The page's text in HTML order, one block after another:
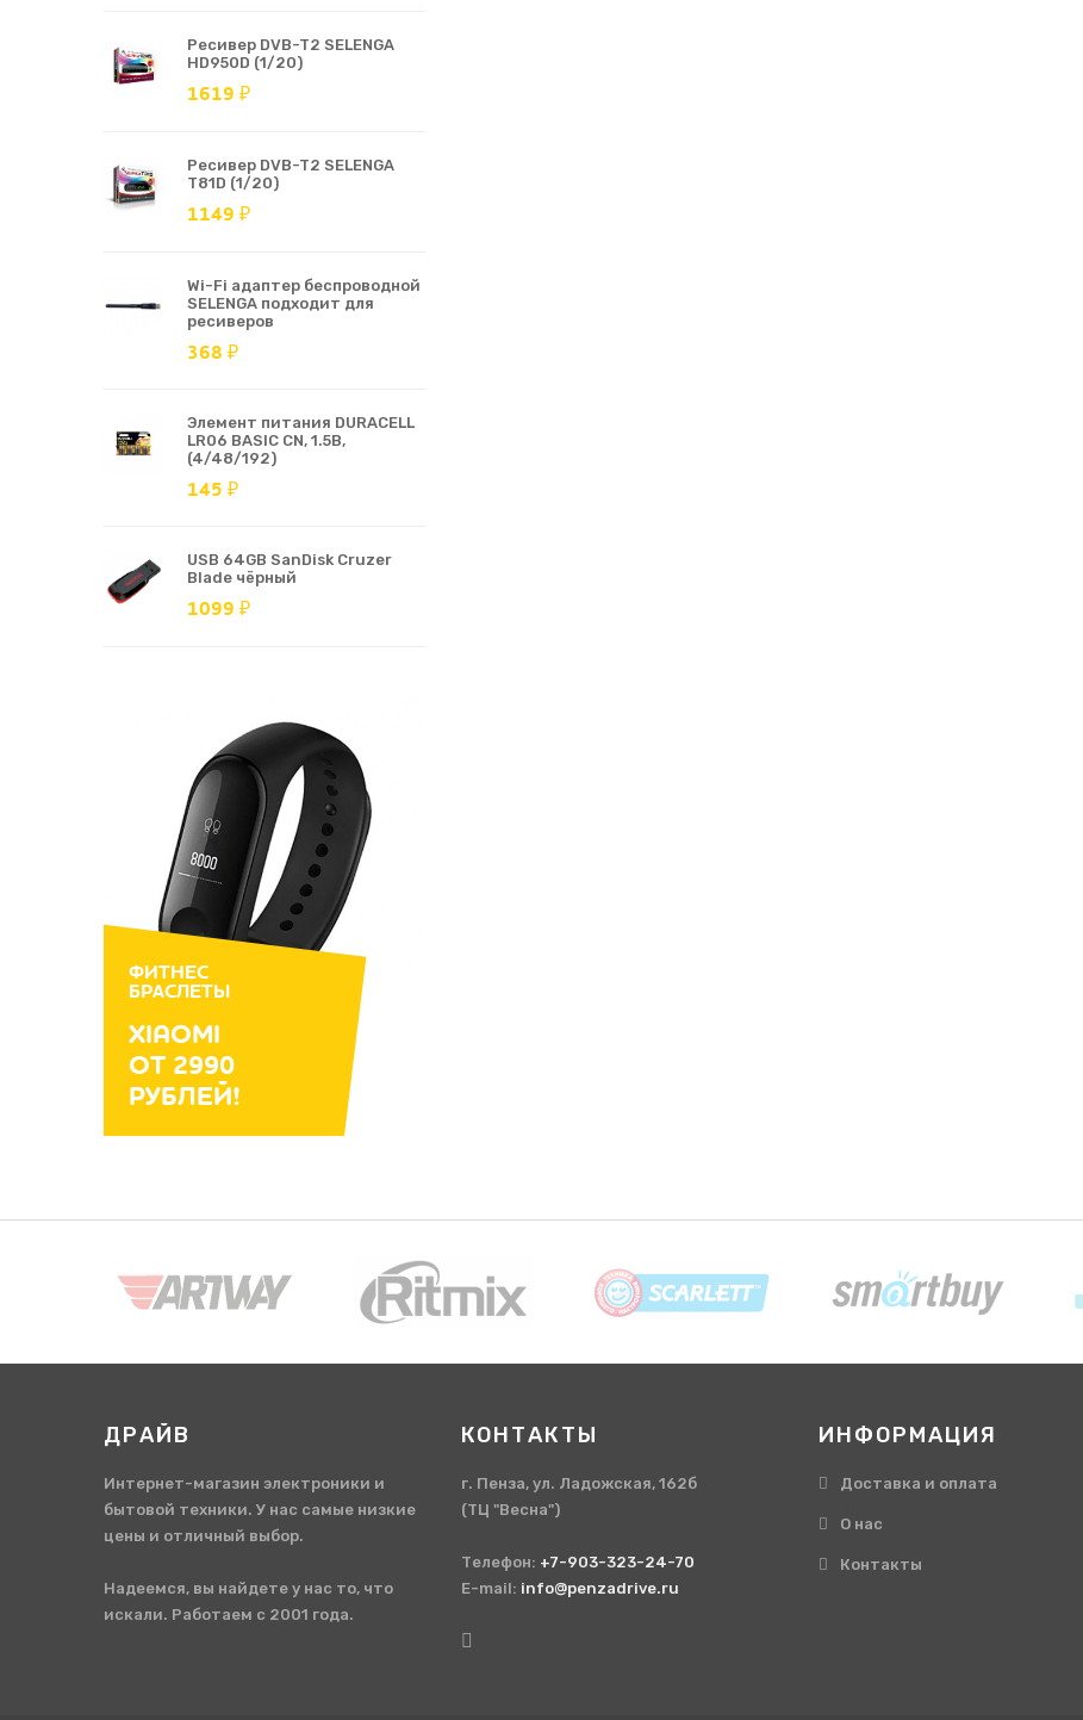
Ресивер DVB-T2 SELENGA
HD950D (1/20)
1619 ₽
Ресивер DVB-T2 SELENGA
T81D (1/20)
1149 ₽
Wi-Fi адаптер беспроводной
SELENGA подходит для
ресиверов
368 ₽
Элемент питания DURACELL
LR06 BASIC CN, 1.5В,
(4/48/192)
145 ₽
USB 64GB SanDisk Cruzer
Blade чёрный
1099 ₽
ФИТНЕС
БРАСЛЕТЫ
XIAOMI
ОТ 2990
РУБЛЕЙ!
ДРАЙВ
Интернет-магазин электроники и
бытовой техники. У нас самые низкие
цены и отличный выбор.
Надеемся, вы найдете у нас то, что
искали. Работаем с 2001 года.
КОНТАКТЫ
г. Пенза, ул. Ладожская, 162б
(ТЦ "Весна")
Телефон: +7-903-323-24-70
E-mail: info@penzadrive.ru
ИНФОРМАЦИЯ
Доставка и оплата
О нас
Контакты